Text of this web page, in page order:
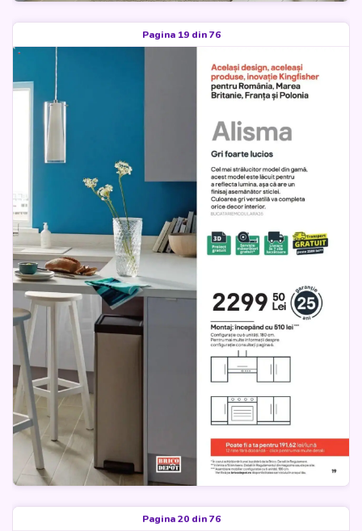
Pagina 19 din 76
Pagina 20 din 76